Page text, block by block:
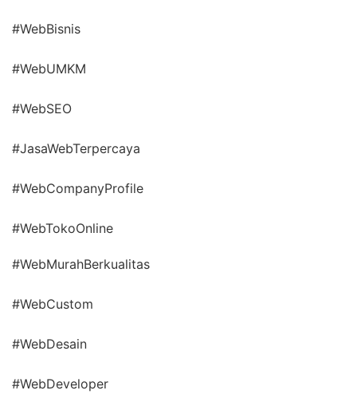
#WebBisnis
#WebUMKM
#WebSEO
#JasaWebTerpercaya
#WebCompanyProfile
#WebTokoOnline
#WebMurahBerkualitas
#WebCustom
#WebDesain
#WebDeveloper